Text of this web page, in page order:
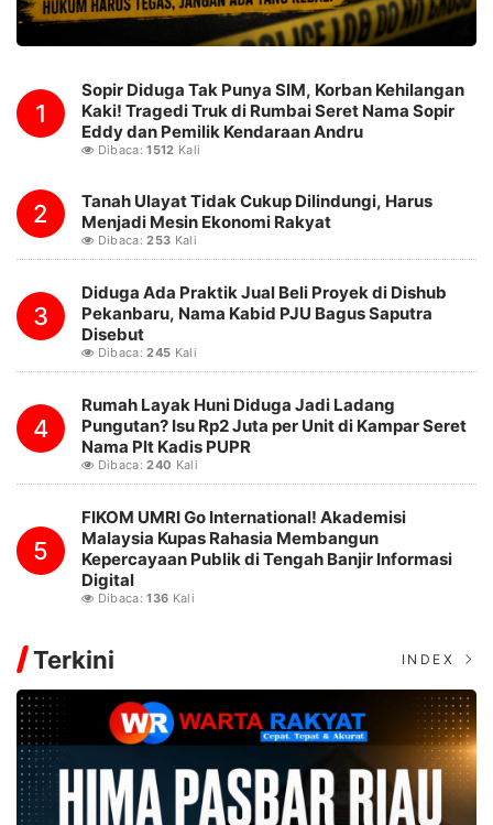
1
Sopir Diduga Tak Punya SIM, Korban Kehilangan
Kaki! Tragedi Truk di Rumbai Seret Nama Sopir
Eddy dan Pemilik Kendaraan Andru
Dibaca:1512 Kali
2
Tanah Ulayat Tidak Cukup Dilindungi, Harus
Menjadi Mesin Ekonomi Rakyat
Dibaca:253 Kali
3
Diduga Ada Praktik Jual Beli Proyek di Dishub
Pekanbaru, Nama Kabid PJU Bagus Saputra
Disebut
Dibaca:245 Kali
4
Rumah Layak Huni Diduga Jadi Ladang
Pungutan? Isu Rp2 Juta per Unit di Kampar Seret
Nama Plt Kadis PUPR
Dibaca:240 Kali
5
FIKOM UMRI Go International! Akademisi
Malaysia Kupas Rahasia Membangun
Kepercayaan Publik di Tengah Banjir Informasi
Digital
Dibaca:136 Kali
Terkini INDEX